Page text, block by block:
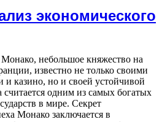
экономического
небольшое княжество на
известно не только своими
казино, но и своей устойчивой
одним из самых богатых
в мире. Секрет
Монако заключается в